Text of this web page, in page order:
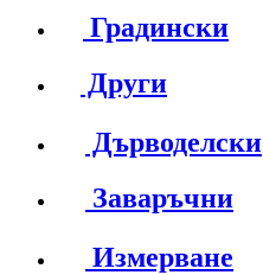
Градински
Други
Дърводелски
Заваръчни
Измерване